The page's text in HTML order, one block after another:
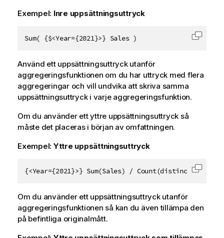
Exempel: Inre uppsättningsuttryck
Sum( {$<Year={2021}>} Sales )
Använd ett uppsättningsuttryck utanför
aggregeringsfunktionen om du har uttryck med flera
aggregeringar och vill undvika att skriva samma
uppsättningsuttryck i varje aggregeringsfunktion.
Om du använder ett yttre uppsättningsuttryck så
måste det placeras i början av omfattningen.
Exempel: Yttre uppsättningsuttryck
{<Year={2021}>} Sum(Sales) / Count(distinct
Om du använder ett uppsättningsuttryck utanför
aggregeringsfunktionen så kan du även tillämpa den
på befintliga originalmått.